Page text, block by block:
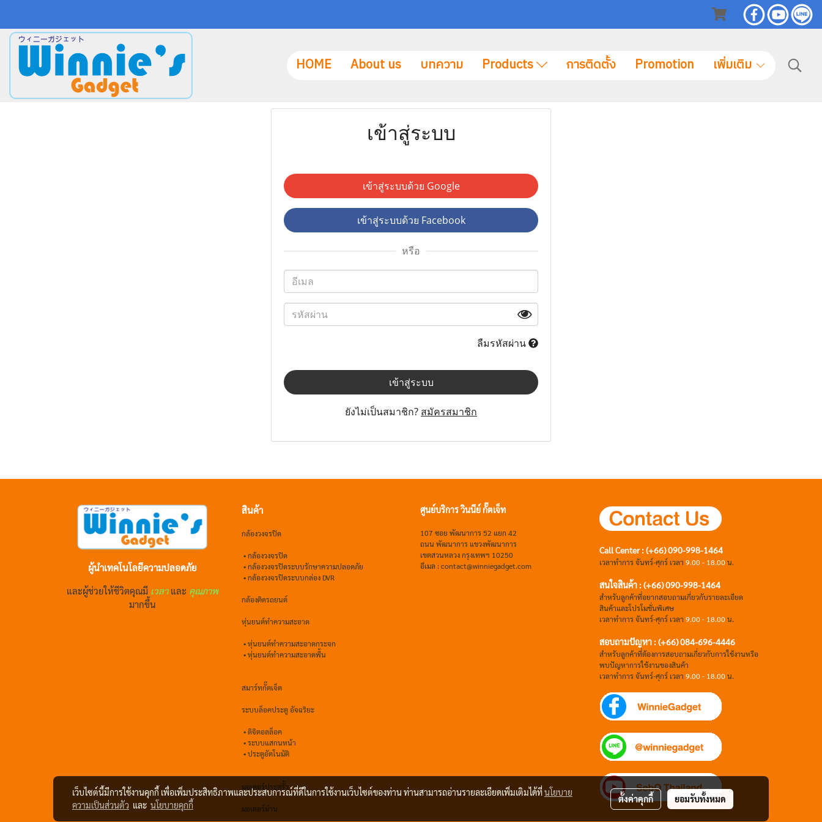
HOME About us บทความ Products การติดตั้ง Promotion เพิ่มเติม
เข้าสู่ระบบ
เข้าสู่ระบบด้วย Google
เข้าสู่ระบบด้วย Facebook
หรือ
ลืมรหัสผ่าน
เข้าสู่ระบบ
ยังไม่เป็นสมาชิก? สมัครสมาชิก
ผู้นำเทคโนโลยีความปลอดภัย
และผู้ช่วยให้ชีวิตคุณมี เวลา และ คุณภาพ
มากขึ้น
สินค้า
กล้องวงจรปิด
•กล้องวงจรปิด
•กล้องวงจรปิดระบบรักษาความปลอดภัย
• กล้องวงจรปิดระบบกล่อง DVR
กล้องติดรถยนต์
หุ่นยนต์ทำความสะอาด
•หุ่นยนต์ทำความสะอาดกระจก
•หุ่นยนต์ทำความสะอาดพื้น
สมาร์ทกั๊ตเจ็ต
ระบบล็อคประตู อัจฉริยะ
•ดิจิตอลล็อค
• ระบบแสกนหน้า
• ประตูอัตโนมัติ
มอเตอร์ประตูรั้ว
มอเตอร์ม่าน
ศูนย์บริการ วินนีย์ กั๊ตเจ็ท
107 ซอย พัฒนาการ 52 แยก 42
ถนน พัฒนาการ แขวงพัฒนาการ
เขตสวนหลวง กรุงเทพฯ 10250
อีเมล : contact@winniegadget.com
Call Center : (+66) 090-998-1464
เวลาทำการ จันทร์-ศุกร์ เวลา 9.00 - 18.00 น.
สนใจสินค้า : (+66) 090-998-1464
สำหรับลูกค้าที่อยากสอบถามเกี่ยวกับรายละเอียด
สินค้าและโปรโมชั่นพิเศษ
เวลาทำการ จันทร์-ศุกร์ เวลา 9.00 - 18.00 น.
สอบถามปัญหา : (+66)084-696-4446
สำหรับลูกค้าที่ต้องการสอบถามเกี่ยวกับการใช้งานหรือ
พบปัญหาการใช้งานของสินค้า
เวลาทำการ จันทร์-ศุกร์ เวลา 9.00 - 18.00 น.
เว็บไซต์นี้มีการใช้งานคุกกี้ เพื่อเพิ่มประสิทธิภาพและประสบการณ์ที่ดีในการใช้งานเว็บไซต์ของท่าน ท่านสามารถอ่านรายละเอียดเพิ่มเติมได้ที่นโยบาย
ความเป็นส่วนตัว และ นโยบายคุกกี้
ตั้งค่าคุกกี้ ยอมรับทั้งหมด